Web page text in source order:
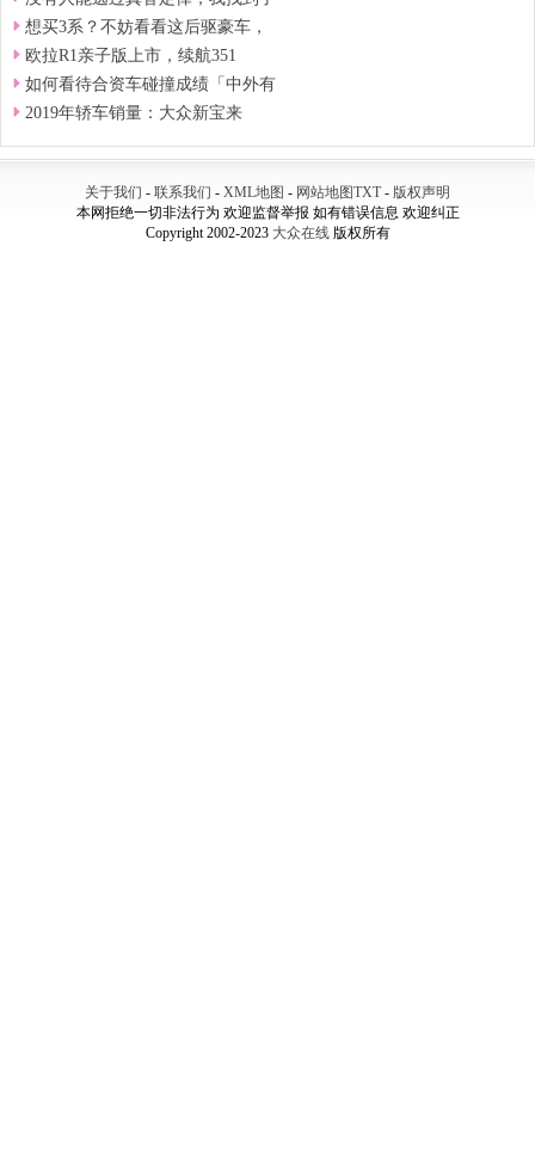
想买3系？不妨看看这后驱豪车，
欧拉R1亲子版上市，续航351
如何看待合资车碰撞成绩「中外有
2019年轿车销量：大众新宝来
关于我们 - 联系我们 - XML地图 - 网站地图TXT- 版权声明
本网拒绝一切非法行为 欢迎监督举报 如有错误信息 欢迎纠正
Copyright 2002-2023 大众在线版权所有